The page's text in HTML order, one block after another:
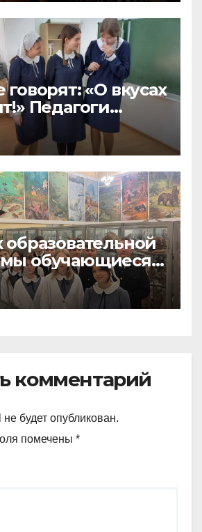
«О вкусах
отделения
О.О.
образовательной
обучающиеся
посетили
музей и
комментарий
будет опубликован.
помечены *